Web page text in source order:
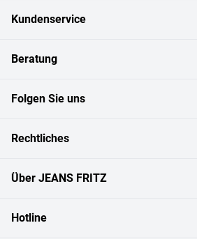
Kundenservice
Beratung
Folgen Sie uns
Rechtliches
Über JEANS FRITZ
Hotline